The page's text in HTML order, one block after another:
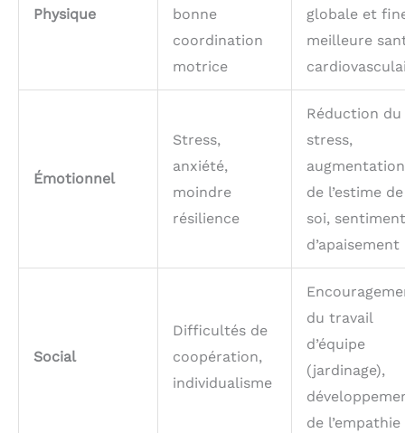
Physique
bonne
coordination
motrice
globale et
meilleure
Émotionnel
Stress,
anxiété,
moindre
résilience
Réduction du
stress,
augmentation
de l’estime de
soi, sentiment
d’apaisement
Social
Difficultés de
coopération,
individualisme
du travail
d’équipe
(jardinage),
de l’empathie